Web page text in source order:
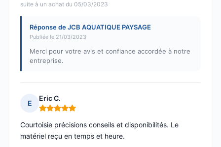
suite à un achat du 05/03/2023
Réponse de JCB AQUATIQUE PAYSAGE
Publiée le 21/03/2023
Merci pour votre avis et confiance accordée à notre
entreprise.
E
Eric C.
Note : 5 sur 5
Courtoisie précisions conseils et disponibilités. Le
matériel reçu en temps et heure.